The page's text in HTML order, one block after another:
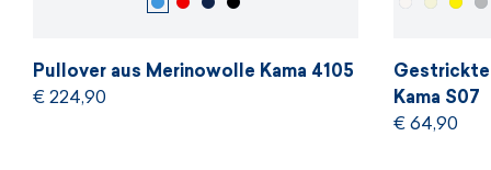
Pullover aus Merinowolle Kama 4105
€ 224,90
Kama S07
€ 64,90